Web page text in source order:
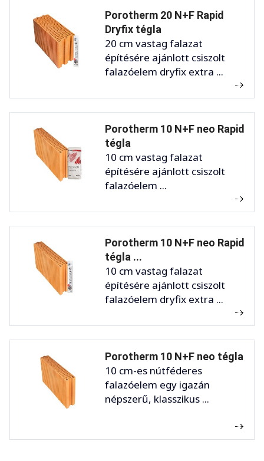
Porotherm 20 N+F Rapid
Dryfix tégla
20 cm vastag falazat
építésére ajánlott csiszolt
falazóelem dryfix extra ...
Porotherm 10 N+F neo Rapid
tégla
10 cm vastag falazat
építésére ajánlott csiszolt
falazóelem ...
Porotherm 10 N+F neo Rapid
tégla ...
10 cm vastag falazat
építésére ajánlott csiszolt
falazóelem dryfix extra ...
Porotherm 10 N+F neo tégla
10 cm-es nútféderes
falazóelem egy igazán
népszerű, klasszikus ...